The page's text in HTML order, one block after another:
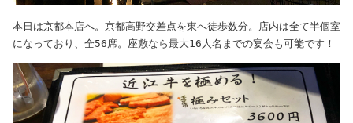
本日は京都本店へ。京都高野交差点を東へ徒歩数分。店内は全て半個室
になっており、全56席。座敷なら最大16人名までの宴会も可能です！